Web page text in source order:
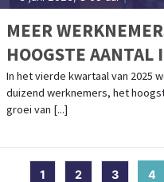
MEER
HOOGSTE AANTAL
In het vierde kwartaal van 2025
duizend werknemers, het
groei van [...]
1 2 3 4